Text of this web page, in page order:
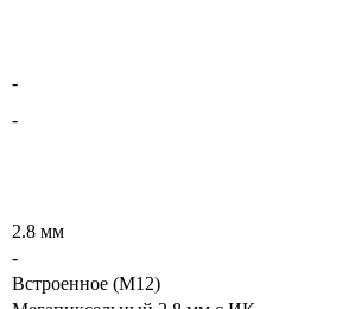
-
-
2.8 мм
-
Встроенное (М12)